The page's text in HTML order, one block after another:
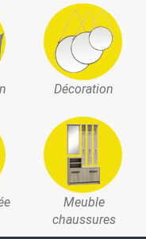
Décoration
Meuble
chaussures